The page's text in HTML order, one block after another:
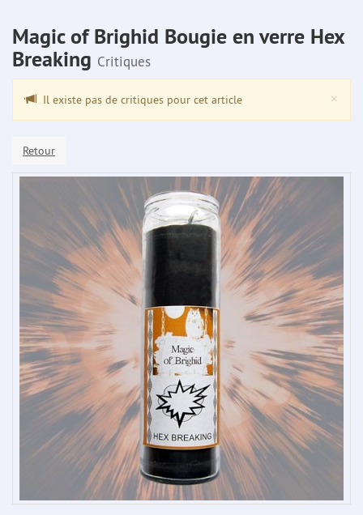
Magic of Brighid Bougie en verre Hex
Breaking Critiques
×
Il existe pas de critiques pour cet article
Retour